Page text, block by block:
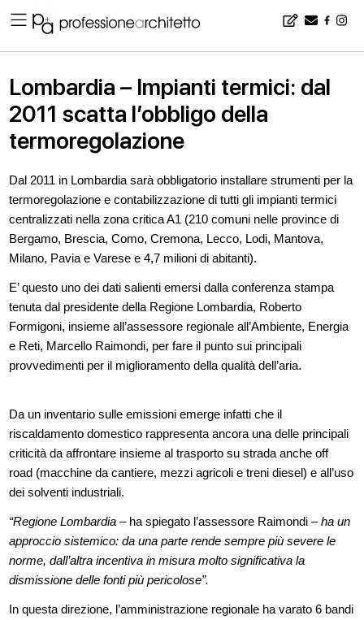
Lombardia – Impianti termici: dal
2011 scatta l’obbligo della
termoregolazione
Dal 2011 in Lombardia sarà obbligatorio installare strumenti per la
termoregolazione e contabilizzazione di tutti gli impianti termici
centralizzati nella zona critica A1 (210 comuni nelle province di
Bergamo, Brescia, Como, Cremona, Lecco, Lodi, Mantova,
Milano, Pavia e Varese e 4,7 milioni di abitanti).
E’ questo uno dei dati salienti emersi dalla conferenza stampa
tenuta dal presidente della Regione Lombardia, Roberto
Formigoni, insieme all’assessore regionale all’Ambiente, Energia
e Reti, Marcello Raimondi, per fare il punto sui principali
provvedimenti per il miglioramento della qualità dell’aria.
Da un inventario sulle emissioni emerge infatti che il
riscaldamento domestico rappresenta ancora una delle principali
criticità da affrontare insieme al trasporto su strada anche off
road (macchine da cantiere, mezzi agricoli e treni diesel) e all’uso
dei solventi industriali.
“Regione Lombardia – ha spiegato l’assessore Raimondi –ha un
approccio sistemico: da una parte rende sempre più severe le
norme, dall’altra incentiva in misura molto significativa la
dismissione delle fonti più pericolose”.
In questa direzione, l’amministrazione regionale ha varato 6 bandi